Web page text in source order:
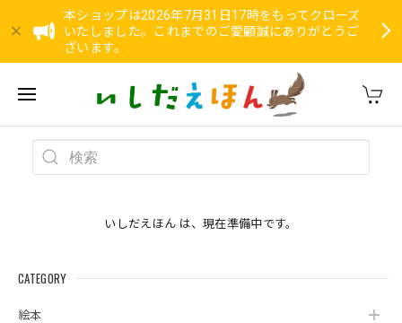
本ショップは2026年7月31日17時をもってクローズ
いたしました。これまでのご愛顧誠にありがとうご
ざいます。
CATEGORY
絵本
いしだえほん は、現在準備中です。